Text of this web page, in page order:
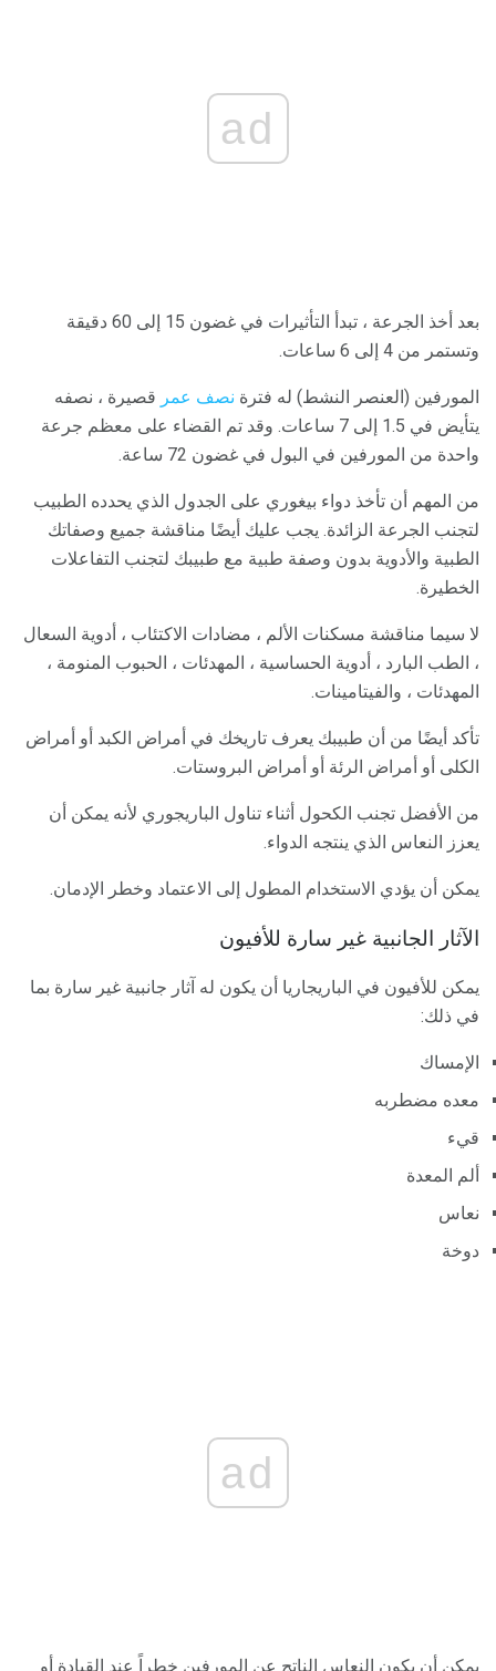
ad
بعد أخذ الجرعة ، تبدأ التأثيرات في غضون 15 إلى 60 دقيقة
وتستمر من 4 إلى 6 ساعات.
المورفين (العنصر النشط) له فترة نصف عمر قصيرة ، نصفه
يتأيض في 1.5 إلى 7 ساعات. وقد تم القضاء على معظم جرعة
واحدة من المورفين في البول في غضون 72 ساعة.
من المهم أن تأخذ دواء بيغوري على الجدول الذي يحدده الطبيب
لتجنب الجرعة الزائدة. يجب عليك أيضًا مناقشة جميع وصفاتك
الطبية والأدوية بدون وصفة طبية مع طبيبك لتجنب التفاعلات
الخطيرة.
لا سيما مناقشة مسكنات الألم ، مضادات الاكتئاب ، أدوية السعال
، الطب البارد ، أدوية الحساسية ، المهدئات ، الحبوب المنومة ،
المهدئات ، والفيتامينات.
تأكد أيضًا من أن طبيبك يعرف تاريخك في أمراض الكبد أو أمراض
الكلى أو أمراض الرئة أو أمراض البروستات.
من الأفضل تجنب الكحول أثناء تناول الباريجوري لأنه يمكن أن
يعزز النعاس الذي ينتجه الدواء.
يمكن أن يؤدي الاستخدام المطول إلى الاعتماد وخطر الإدمان.
الآثار الجانبية غير سارة للأفيون
يمكن للأفيون في الباريجاريا أن يكون له آثار جانبية غير سارة بما
في ذلك:
الإمساك
معده مضطربه
قيء
ألم المعدة
نعاس
دوخة
ad
يمكن أن يكون النعاس الناتج عن المورفين خطراً عند القيادة أو